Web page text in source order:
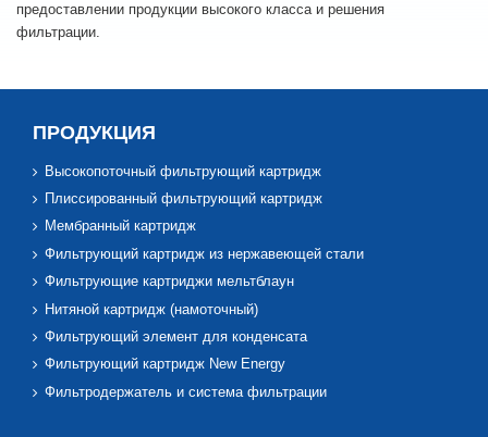
предоставлении продукции высокого класса и решения
фильтрации.
ПРОДУКЦИЯ
Высокопоточный фильтрующий картридж
Плиссированный фильтрующий картридж
Мембранный картридж
Фильтрующий картридж из нержавеющей стали
Фильтрующие картриджи мельтблаун
Нитяной картридж (намоточный)
Фильтрующий элемент для конденсата
Фильтрующий картридж New Energy
Фильтродержатель и система фильтрации